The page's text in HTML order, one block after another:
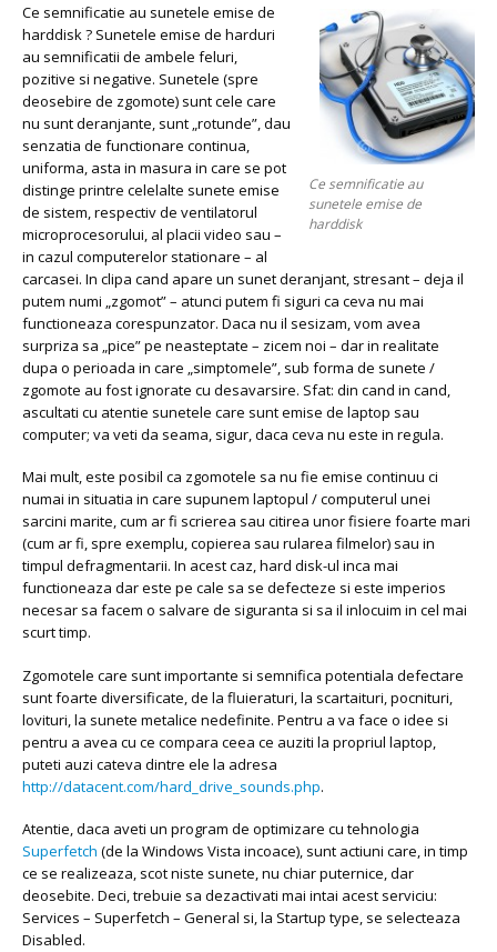
Ce semnificatie au
sunetele emise de
harddisk
Ce semnificatie au sunetele emise de
harddisk ? Sunetele emise de harduri
au semnificatii de ambele feluri,
pozitive si negative. Sunetele (spre
deosebire de zgomote) sunt cele care
nu sunt deranjante, sunt „rotunde”, dau
senzatia de functionare continua,
uniforma, asta in masura in care se pot
distinge printre celelalte sunete emise
de sistem, respectiv de ventilatorul
microprocesorului, al placii video sau –
in cazul computerelor stationare – al
carcasei. In clipa cand apare un sunet deranjant, stresant – deja il
putem numi „zgomot” – atunci putem fi siguri ca ceva nu mai
functioneaza corespunzator. Daca nu il sesizam, vom avea
surpriza sa „pice” pe neasteptate – zicem noi – dar in realitate
dupa o perioada in care „simptomele”, sub forma de sunete /
zgomote au fost ignorate cu desavarsire. Sfat: din cand in cand,
ascultati cu atentie sunetele care sunt emise de laptop sau
computer; va veti da seama, sigur, daca ceva nu este in regula.
Mai mult, este posibil ca zgomotele sa nu fie emise continuu ci
numai in situatia in care supunem laptopul / computerul unei
sarcini marite, cum ar fi scrierea sau citirea unor fisiere foarte mari
(cum ar fi, spre exemplu, copierea sau rularea filmelor) sau in
timpul defragmentarii. In acest caz, hard disk-ul inca mai
functioneaza dar este pe cale sa se defecteze si este imperios
necesar sa facem o salvare de siguranta si sa il inlocuim in cel mai
scurt timp.
Zgomotele care sunt importante si semnifica potentiala defectare
sunt foarte diversificate, de la fluieraturi, la scartaituri, pocnituri,
lovituri, la sunete metalice nedefinite. Pentru a va face o idee si
pentru a avea cu ce compara ceea ce auziti la propriul laptop,
puteti auzi cateva dintre ele la adresa
http://datacent.com/hard_drive_sounds.php.
Atentie, daca aveti un program de optimizare cu tehnologia
Superfetch (de la Windows Vista incoace), sunt actiuni care, in timp
ce se realizeaza, scot niste sunete, nu chiar puternice, dar
deosebite. Deci, trebuie sa dezactivati mai intai acest serviciu:
Services – Superfetch – General si, la Startup type, se selecteaza
Disabled.